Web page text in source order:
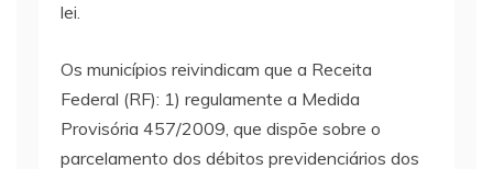
lei.
Os municípios reivindicam que a Receita
Federal (RF): 1) regulamente a Medida
Provisória 457/2009, que dispõe sobre o
parcelamento dos débitos previdenciários dos